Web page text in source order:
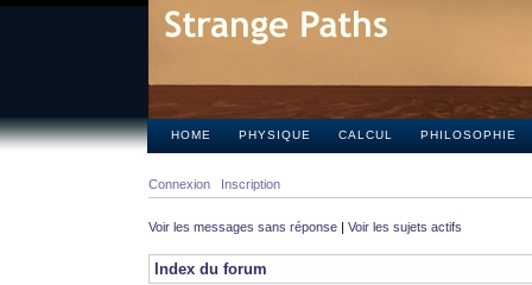
HOME PHYSIQUE CALCUL PHILOSOPHIE
Connexion Inscription
Voir les messages sans réponse | Voir les sujets actifs
Index du forum